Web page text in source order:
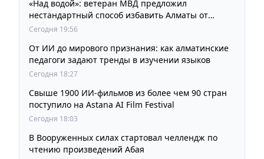
«Над водой»: ветеран МВД предложил
нестандартный способ избавить Алматы от
пробок и смога
Сегодня 19:56
От ИИ до мирового признания: как алматинские
педагоги задают тренды в изучении языков
Сегодня 18:27
Свыше 1900 ИИ-фильмов из более чем 90 стран
поступило на Astana AI Film Festival
Сегодня 18:03
В Вооруженных силах стартовал челлендж по
чтению произведений Абая